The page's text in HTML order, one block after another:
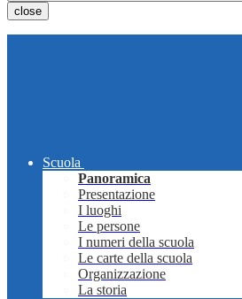
close
Scuola
Panoramica
Presentazione
I luoghi
Le persone
I numeri della scuola
Le carte della scuola
Organizzazione
La storia